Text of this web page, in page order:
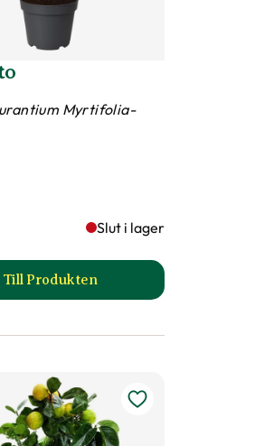
Myrtifolia-
Slut i lager
Till Produkten
till Chinotto produktsida